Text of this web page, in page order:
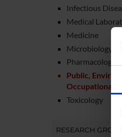
Infectious
Medical
Medicine
Microbiology
Pharmacology
Public,
Occupational
Toxicology
RESEARCH